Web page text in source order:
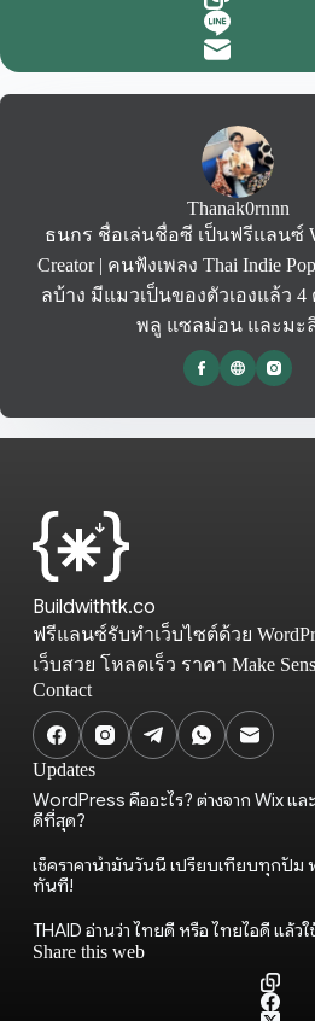
Thanak0rnnn
ธนกร ชื่อเล่นชื่อซี เป็นฟรีแลนซ์
Creator | คนฟังเพลง Thai Indie
ลบ้าง มีแมวเป็นของตัวเองแล้ว 4
พลู แซลม่อน และมะ
Buildwithtk.co
ฟรีแลนซ์รับทำเว็บไซต์ด้วย
เว็บสวย โหลดเร็ว ราคา Make
Contact
Updates
WordPress คืออะไร? ต่างจาก Wix แล
ดีที่สุด?
เช็คราคาน้ำมันวันนี้ เปรียบเทียบทุกปั๊ม
ทันที!
THAID อ่านว่า ไทยดี หรือ ไทยไอดี แล้วใ
Share this web